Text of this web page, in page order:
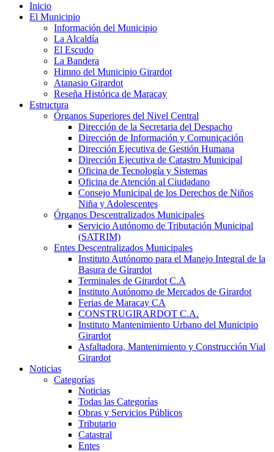
Inicio
El Municipio
Información del Municipio
La Alcaldía
El Escudo
La Bandera
Himno del Municipio Girardot
Atanasio Girardot
Reseña Histórica de Maracay
Estructura
Órganos Superiores del Nivel Central
Dirección de la Secretaria del Despacho
Dirección de Información y Comunicación
Dirección Ejecutiva de Gestión Humana
Dirección Ejecutiva de Catastro Municipal
Oficina de Tecnología y Sistemas
Oficina de Atención al Ciudadano
Consejo Municipal de los Derechos de Niños
Niña y Adolescentes
Órganos Descentralizados Municipales
Servicio Autónomo de Tributación Municipal
(SATRIM)
Entes Descentralizados Municipales
Instituto Autónomo para el Manejo Integral de la
Basura de Girardot
Terminales de Girardot C.A
Instituto Autónomo de Mercados de Girardot
Ferias de Maracay CA
CONSTRUGIRARDOT C.A.
Instituto Mantenimiento Urbano del Municipio
Girardot
Asfaltadora, Mantenimiento y Construcción Vial
Girardot
Noticias
Categorías
Noticias
Todas las Categorías
Obras y Servicios Públicos
Tributario
Catastral
Entes